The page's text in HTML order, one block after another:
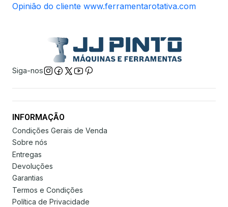
Opinião do cliente www.ferramentarotativa.com
Siga-nos
INFORMAÇÃO
Condições Gerais de Venda
Sobre nós
Entregas
Devoluções
Garantias
Termos e Condições
Política de Privacidade